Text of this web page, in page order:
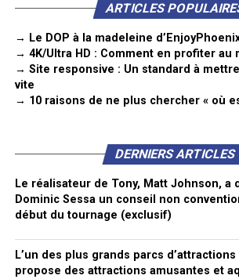
ARTICLES
→ Le DOP à la madeleine
→ 4K/Ultra HD : Comment en profiter au
→ Site responsive : Un standard à
vite
→ 10 raisons de ne plus chercher « où
DERNIERS ARTICLES
Le réalisateur de Tony, Matt Johnson, a
Dominic Sessa un conseil non
début du tournage (exclusif)
L’un des plus grands parcs
propose des attractions amusantes et